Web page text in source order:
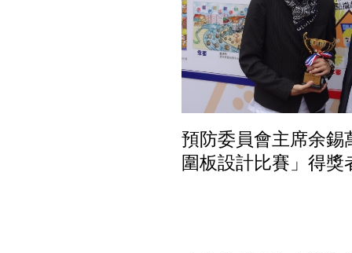
預防委員會主席余錫
圍板設計比賽」得